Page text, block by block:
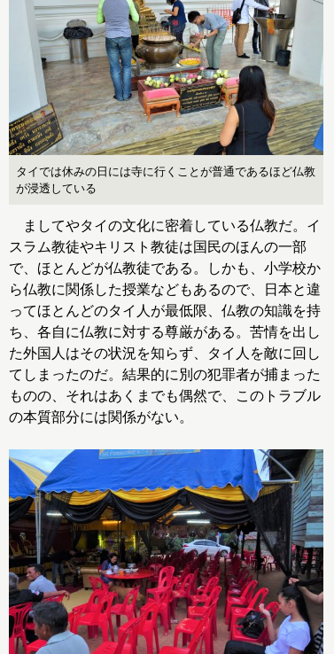
タイでは休みの日には寺に行くことが普通であるほど仏教
が浸透している
ましてやタイの文化に密着している仏教だ。イ
スラム教徒やキリスト教徒は国民のほんの一部
で、ほとんどが仏教徒である。しかも、小学校か
ら仏教に関係した授業などもあるので、日本と違
ってほとんどのタイ人が最低限、仏教の知識を持
ち、各自に仏教に対する尊厳がある。苦情を出し
た外国人はその状況を知らず、タイ人を敵に回し
てしまったのだ。結果的に別の犯罪者が捕まった
ものの、それはあくまでも偶然で、このトラブル
の本質部分には関係がない。